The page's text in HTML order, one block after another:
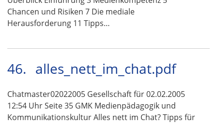
Chancen und Risiken 7 Die mediale
Herausforderung 11 Tipps…
46. alles_nett_im_chat.pdf
Chatmaster02022005 Gesellschaft für 02.02.2005
12:54 Uhr Seite 35 GMK Medienpädagogik und
Kommunikationskultur Alles nett im Chat? Tipps für